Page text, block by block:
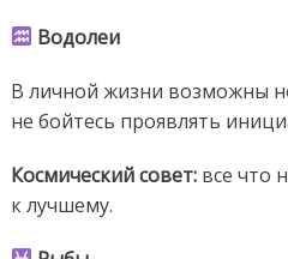
Водолеи
В личной жизни возможны
не бойтесь проявлять
Космическийсовет: все что
к лучшему.